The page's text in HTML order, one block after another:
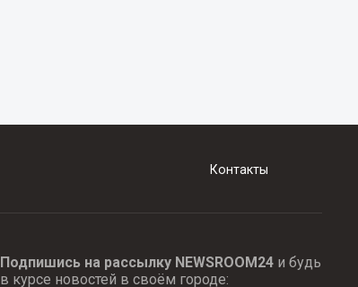
Контакты
Подпишись на рассылку NEWSROOM24и будь
в курсе новостей в своём городе: